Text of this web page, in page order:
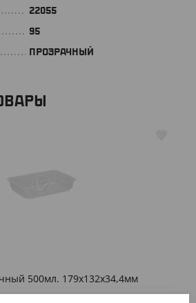
22055
95
ПРОЗРАЧНЫЙ
500мл. 179х132х34,4мм